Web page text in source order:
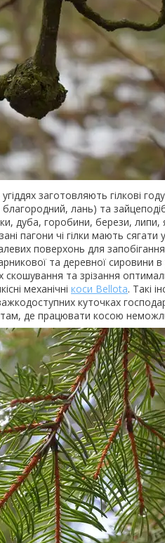
заготовляють гілкові
лань) та
дуба, горобини, берези,
пагони чі гілки мають
поверхонь для
та деревної
скошування та зрізання
механічні коси Bellota. Такі
куточках
там, де працювати косою